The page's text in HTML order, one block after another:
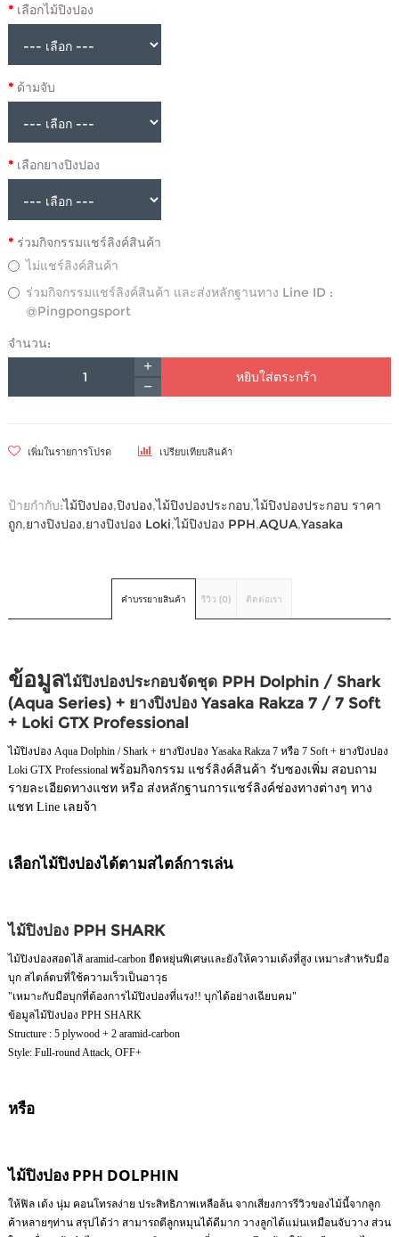
เลือกไม้ปิงปอง
ด้ามจับ
เลือกยางปิงปอง
ร่วมกิจกรรมแชร์ลิงค์สินค้า
ไม่แชร์ลิงค์สินค้า
ร่วมกิจกรรมแชร์ลิงค์สินค้า และส่งหลักฐานทาง Line ID :
@Pingpongsport
จำนวน:
หยิบใส่ตระกร้า
เพิ่มในรายการโปรด เปรียบเทียบสินค้า
ป้ายกำกับ:ไม้ปิงปอง,ปิงปอง,ไม้ปิงปองประกอบ,ไม้ปิงปองประกอบ ราคา
ถูก,ยางปิงปอง,ยางปิงปอง Loki,ไม้ปิงปอง PPH,AQUA,Yasaka
คำบรรยายสินค้า รีวิว (0) ติดต่อเรา
ข้อมูลไม้ปิงปองประกอบจัดชุด PPH Dolphin / Shark
(Aqua Series) + ยางปิงปอง Yasaka Rakza 7 / 7 Soft
+ Loki GTX Professional
ไม้ปิงปอง Aqua Dolphin / Shark + ยางปิงปอง Yasaka Rakza 7 หรือ 7 Soft + ยางปิงปอง
Loki GTX Professional พร้อมกิจกรรม แชร์ลิงค์สินค้า รับซองเพิ่ม สอบถาม
รายละเอียดทางแชท หรือ ส่งหลักฐานการแชร์ลิงค์ช่องทางต่างๆ ทาง
แชท Line เลยจ้า
เลือกไม้ปิงปองได้ตามสไตล์การเล่น
ไม้ปิงปอง PPH SHARK
ไม้ปิงปองสอดไส้ aramid-carbon ยืดหยุ่นพิเศษและยังให้ความเด้งที่สูง เหมาะสำหรับมือ
บุก สไตล์ตบที่ใช้ความเร็วเป็นอาวุธ
"เหมาะกับมือบุกที่ต้องการไม้ปิงปองที่แรง!! บุกได้อย่างเฉียบคม"
ข้อมูลไม้ปิงปอง PPH SHARK
Structure : 5 plywood + 2 aramid-carbon
Style: Full-round Attack, OFF+
หรือ
ไม้ปิงปอง PPH DOLPHIN
ให้ฟิล เด้ง นุ่ม คอนโทรลง่าย ประสิทธิภาพเหลือล้น จากเสียงการรีวิวของไม้นี้จากลูก
ค้าหลายๆท่าน สรุปได้ว่า สามารถตีลูกหมุนได้ดีมาก วางลูกได้แม่นเหมือนจับวาง ส่วน